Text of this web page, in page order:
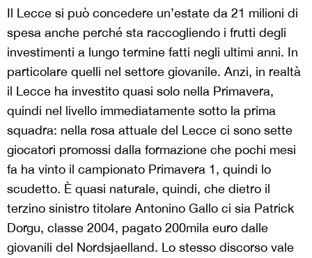
Il Lecce si può concedere un’estate da 21 milioni di
spesa anche perché sta raccogliendo i frutti degli
investimenti a lungo termine fatti negli ultimi anni. In
particolare quelli nel settore giovanile. Anzi, in realtà
il Lecce ha investito quasi solo nella Primavera,
quindi nel livello immediatamente sotto la prima
squadra: nella rosa attuale del Lecce ci sono sette
giocatori promossi dalla formazione che pochi mesi
fa ha vinto il campionato Primavera 1, quindi lo
scudetto. È quasi naturale, quindi, che dietro il
terzino sinistro titolare Antonino Gallo ci sia Patrick
Dorgu, classe 2004, pagato 200mila euro dalle
giovanili del Nordsjaelland. Lo stesso discorso vale